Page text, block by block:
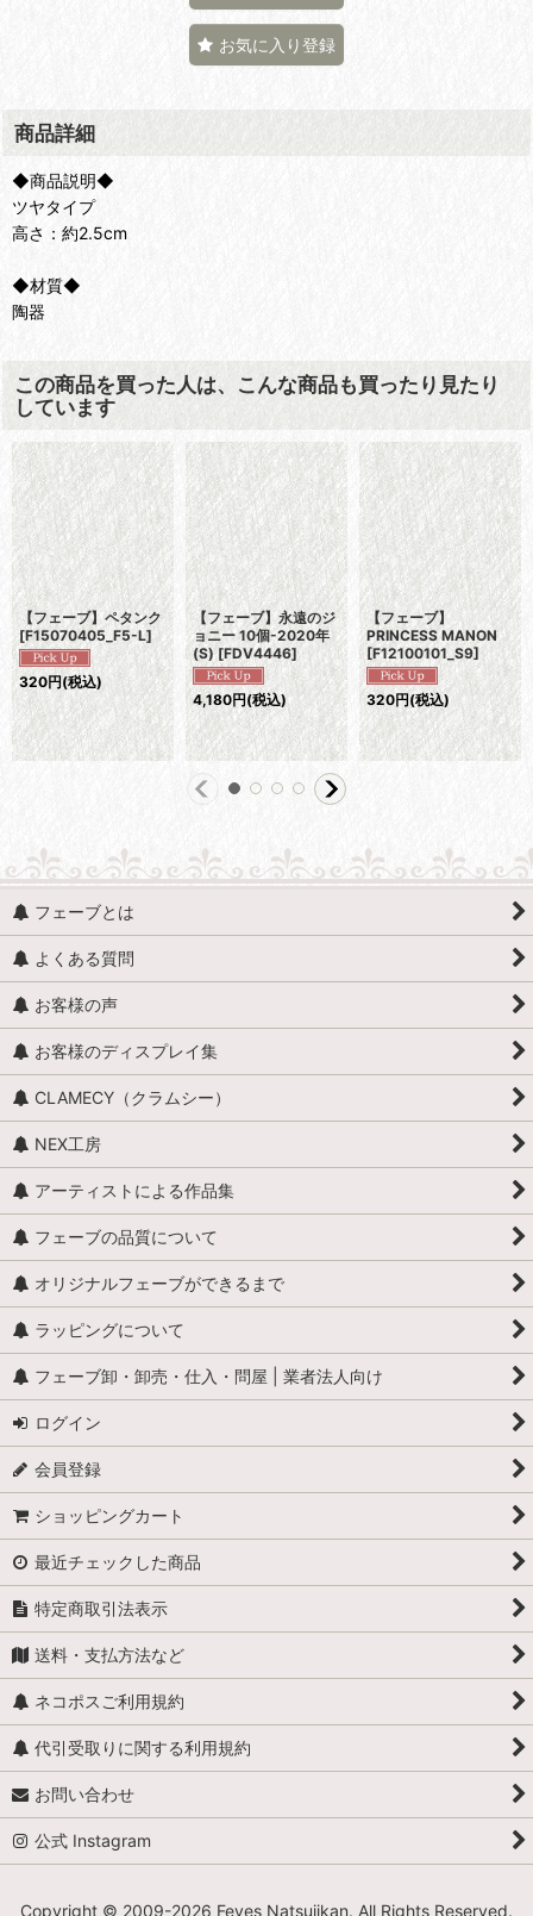
お気に入り登録
商品詳細
◆商品説明◆
ツヤタイプ
高さ：約2.5cm
◆材質◆
陶器
この商品を買った人は、こんな商品も買ったり見たり
しています
【フェーブ】ペタンク
[F15070405_F5-L]
320円(税込)
【フェーブ】永遠のジ
ョニー 10個-2020年
(S) [FDV4446]
4,180円(税込)
【フェーブ】
PRINCESS MANON
[F12100101_S9]
320円(税込)
フェーブとは
よくある質問
お客様の声
お客様のディスプレイ集
CLAMECY（クラムシー）
NEX工房
アーティストによる作品集
フェーブの品質について
オリジナルフェーブができるまで
ラッピングについて
フェーブ卸・卸売・仕入・問屋 | 業者法人向け
ログイン
会員登録
ショッピングカート
最近チェックした商品
特定商取引法表示
送料・支払方法など
ネコポスご利用規約
代引受取りに関する利用規約
お問い合わせ
公式 Instagram
Copyright © 2009-2026 Feves Natsujikan. All Rights Reserved.